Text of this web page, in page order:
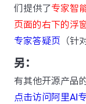
们提供了专家智
页面的右下的浮
专家答疑页 （针
另：
有其他开源产品
点击访问阿里AI